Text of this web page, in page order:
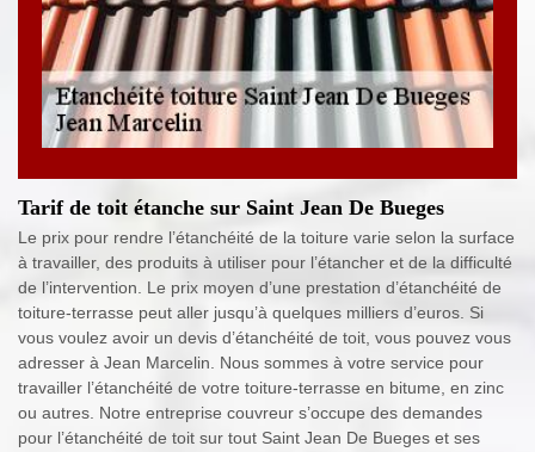
Tarif de toit étanche sur Saint Jean De Bueges
Le prix pour rendre l’étanchéité de la toiture varie selon la surface
à travailler, des produits à utiliser pour l’étancher et de la difficulté
de l’intervention. Le prix moyen d’une prestation d’étanchéité de
toiture-terrasse peut aller jusqu’à quelques milliers d’euros. Si
vous voulez avoir un devis d’étanchéité de toit, vous pouvez vous
adresser à Jean Marcelin. Nous sommes à votre service pour
travailler l’étanchéité de votre toiture-terrasse en bitume, en zinc
ou autres. Notre entreprise couvreur s’occupe des demandes
pour l’étanchéité de toit sur tout Saint Jean De Bueges et ses